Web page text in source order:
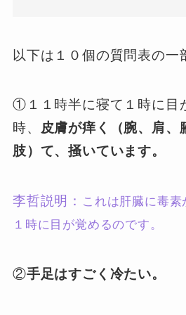
以下は１０個の質問表の一
①１１時半に寝て１時に目
時、 皮膚が痒く（腕、肩、
肢）て、掻いています。
李哲説明： これは肝臓に毒素
１時に目が覚めるのです。
②手足はすごく冷たい。